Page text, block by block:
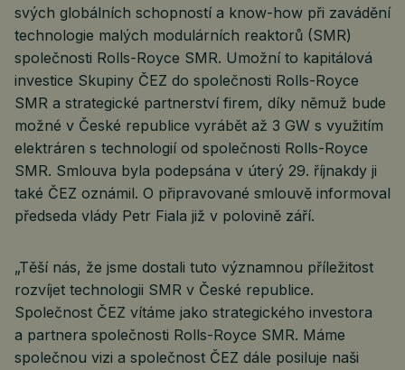
svých globálních schopností a know-how při zavádění
technologie malých modulárních reaktorů (SMR)
společnosti Rolls-Royce SMR. Umožní to kapitálová
investice Skupiny ČEZ do společnosti Rolls-Royce
SMR a strategické partnerství firem, díky němuž bude
možné v České republice vyrábět až 3 GW s využitím
elektráren s technologií od společnosti Rolls-Royce
SMR. Smlouva byla podepsána v úterý 29. říjnakdy ji
také ČEZ oznámil. O připravované smlouvě informoval
předseda vlády Petr Fiala již v polovině září.
„Těší nás, že jsme dostali tuto významnou příležitost
rozvíjet technologii SMR v České republice.
Společnost ČEZ vítáme jako strategického investora
a partnera společnosti Rolls-Royce SMR. Máme
společnou vizi a společnost ČEZ dále posiluje naši